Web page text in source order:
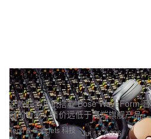
Tech & Gadgets 科技
Skullcandy 联手 Bose 推出
ANC 头戴耳机
这款联名耳机搭载 Bose WaveForm
器的听感，售价远低于高端旗舰产品。
Jul 17, 2026